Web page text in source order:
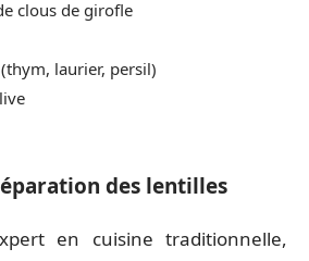
clous de girofle
laurier, persil)
des lentilles
en cuisine traditionnelle,